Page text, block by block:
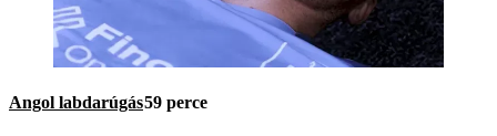
Angol labdarúgás59 perce